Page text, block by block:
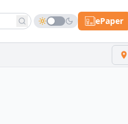
ePaper